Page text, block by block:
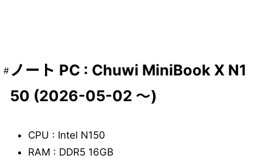
ノート PC : Chuwi MiniBook X N1
50 (2026-05-02 ～)
CPU : Intel N150
RAM : DDR5 16GB